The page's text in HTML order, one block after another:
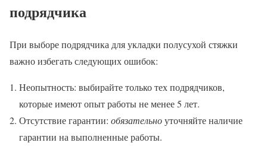
подрядчика
При выборе подрядчика для укладки полусухой стяжки
важно избегать следующих ошибок:
Неопытность: выбирайте только тех подрядчиков,
которые имеют опыт работы не менее 5 лет.
Отсутствие гарантии: обязательноуточняйте наличие
гарантии на выполненные работы.